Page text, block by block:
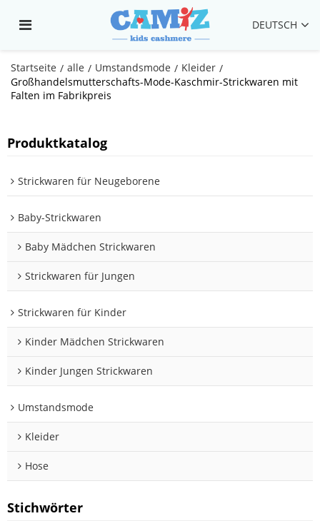
DEUTSCH
Startseite / alle / Umstandsmode / Kleider /
Großhandelsmutterschafts-Mode-Kaschmir-Strickwaren mit
Falten im Fabrikpreis
Produktkatalog
Strickwaren für Neugeborene
Baby-Strickwaren
Baby Mädchen Strickwaren
Strickwaren für Jungen
Strickwaren für Kinder
Kinder Mädchen Strickwaren
Kinder Jungen Strickwaren
Umstandsmode
Kleider
Hose
Stichwörter